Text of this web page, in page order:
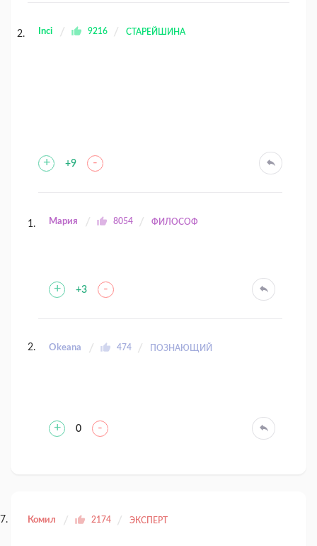
Inci 9216 СТАРЕЙШИНА
+ +9 -
Мария 8054 ФИЛОСОФ
+ +3 -
Okeana 474 ПОЗНАЮЩИЙ
+ 0 -
Комил 2174 ЭКСПЕРТ